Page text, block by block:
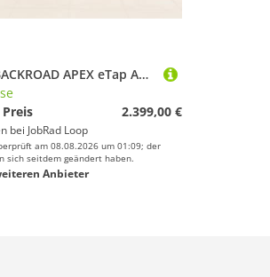
Rose BACKROAD APEX eTap AXS XPLR 1x12 – 2024 – für Körpergröße 180 - 190 cm
2.399,00 €
bei JobRad Loop
am 08.08.2026 um 01:09; der
sich seitdem geändert haben.
Anbieter